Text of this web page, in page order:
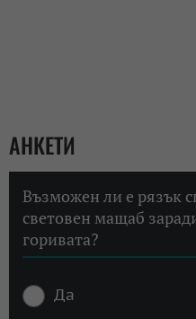
АНКЕТИ
Възможен ли е рязък
световен мащаб
горивата?
Да